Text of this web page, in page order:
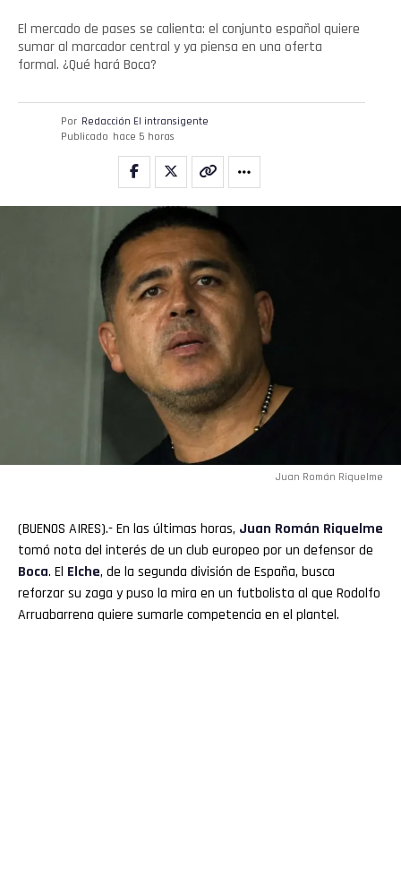
El mercado de pases se calienta: el conjunto español quiere
sumar al marcador central y ya piensa en una oferta
formal. ¿Qué hará Boca?
Por Redacción El intransigente
Publicado hace 5 horas
Juan Román Riquelme
(BUENOS AIRES).- En las últimas horas, Juan Román Riquelme
tomó nota del interés de un club europeo por un defensor de
Boca. El Elche, de la segunda división de España, busca
reforzar su zaga y puso la mira en un futbolista al que Rodolfo
Arruabarrena quiere sumarle competencia en el plantel.